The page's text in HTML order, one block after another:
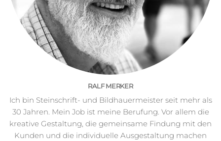
RALF MERKER
Ich bin Steinschrift- und Bildhauermeister seit mehr als
30 Jahren. Mein Job ist meine Berufung. Vor allem die
kreative Gestaltung, die gemeinsame Findung mit den
Kunden und die individuelle Ausgestaltung machen